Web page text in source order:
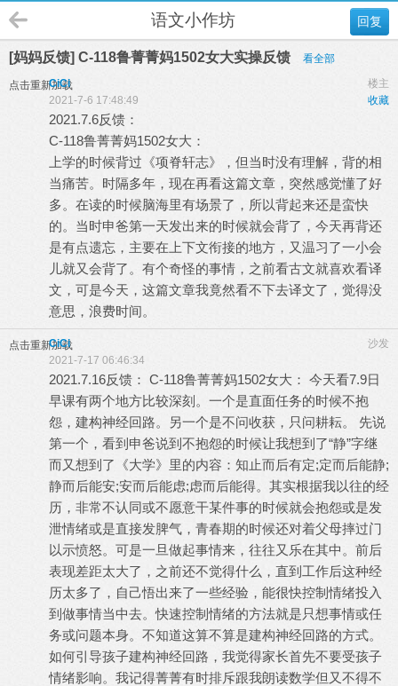
回复
语文小作坊
[妈妈反馈] C-118鲁菁菁妈1502女大实操反馈 看全部
点击重新加载 楼主
CiCi
收藏
2021-7-6 17:48:49
2021.7.6反馈：
C-118鲁菁菁妈1502女大：
上学的时候背过《项脊轩志》，但当时没有理解，背的相
当痛苦。时隔多年，现在再看这篇文章，突然感觉懂了好
多。在读的时候脑海里有场景了，所以背起来还是蛮快
的。当时申爸第一天发出来的时候就会背了，今天再背还
是有点遗忘，主要在上下文衔接的地方，又温习了一小会
儿就又会背了。有个奇怪的事情，之前看古文就喜欢看译
文，可是今天，这篇文章我竟然看不下去译文了，觉得没
意思，浪费时间。
点击重新加载 沙发
CiCi
2021-7-17 06:46:34
2021.7.16反馈： C-118鲁菁菁妈1502女大： 今天看7.9日
早课有两个地方比较深刻。一个是直面任务的时候不抱
怨，建构神经回路。另一个是不问收获，只问耕耘。 先说
第一个，看到申爸说到不抱怨的时候让我想到了“静”字继
而又想到了《大学》里的内容：知止而后有定;定而后能静;
静而后能安;安而后能虑;虑而后能得。其实根据我以往的经
历，非常不认同或不愿意干某件事的时候就会抱怨或是发
泄情绪或是直接发脾气，青春期的时候还对着父母摔过门
以示愤怒。可是一旦做起事情来，往往又乐在其中。前后
表现差距太大了，之前还不觉得什么，直到工作后这种经
历太多了，自己悟出来了一些经验，能很快控制情绪投入
到做事情当中去。快速控制情绪的方法就是只想事情或任
务或问题本身。不知道这算不算是建构神经回路的方式。
如何引导孩子建构神经回路，我觉得家长首先不要受孩子
情绪影响。我记得菁菁有时排斥跟我朗读数学但又不得不